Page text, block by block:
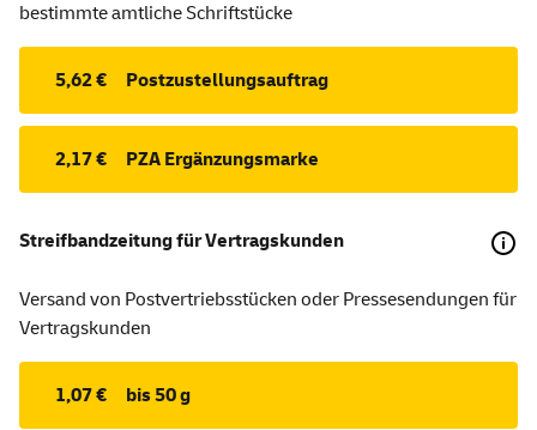
bestimmte amtliche Schriftstücke
5,62 € Postzustellungsauftrag
2,17 € PZA Ergänzungsmarke
Streifbandzeitung für Vertragskunden
Versand von Postvertriebsstücken oder Pressesendungen für
Vertragskunden
1,07 € bis 50 g